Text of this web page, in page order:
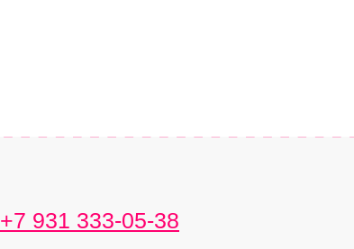
+7 931 333-05-38